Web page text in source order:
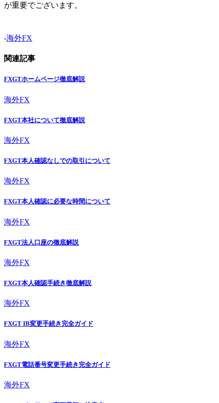
が重要でございます。
-海外FX
関連記事
FXGTホームページ徹底解説
海外FX
FXGT本社について徹底解説
海外FX
FXGT本人確認なしでの取引について
海外FX
FXGT本人確認に必要な時間について
海外FX
FXGT法人口座の徹底解説
海外FX
FXGT本人確認手続き徹底解説
海外FX
FXGT IB変更手続き完全ガイド
海外FX
FXGT電話番号変更手続き完全ガイド
海外FX